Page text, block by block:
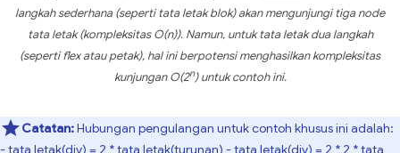
langkah sederhana (seperti tata letak blok) akan mengunjungi tiga node
tata letak (kompleksitas O(n)). Namun, untuk tata letak dua langkah
(seperti flex atau petak), hal ini berpotensi menghasilkan kompleksitas
kunjungan O(2n) untuk contoh ini.
Catatan:Hubungan pengulangan untuk contoh khusus ini adalah:
- tata letak(div) = 2 * tata letak(turunan) - tata letak(div) = 2 * 2 * tata